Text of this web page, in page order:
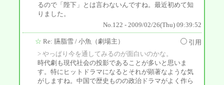
るので「陛下」とは言わないんですね。最近初めて知
りました。
No.122 - 2009/02/26(Thu) 09:39:52
☆ Re: 臙脂雪 / 小魚（劇場主）
引用
> やっぱり今を通してみるのが面白いのかな。
時代劇も現代社会の投影であることが多いと思いま
す。特にヒットドラマになるとそれが顕著なような気
がしますね。中国で歴史ものの政治ドラマがよく作ら